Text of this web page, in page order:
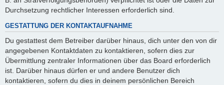
Durchsetzung rechtlicher Interessen erforderlich sind.
GESTATTUNG DER KONTAKTAUFNAHME
Du gestattest dem Betreiber darüber hinaus, dich unter den von dir
angegebenen Kontaktdaten zu kontaktieren, sofern dies zur
Übermittlung zentraler Informationen über das Board erforderlich
ist. Darüber hinaus dürfen er und andere Benutzer dich
kontaktieren, sofern du dies in deinem persönlichen Bereich